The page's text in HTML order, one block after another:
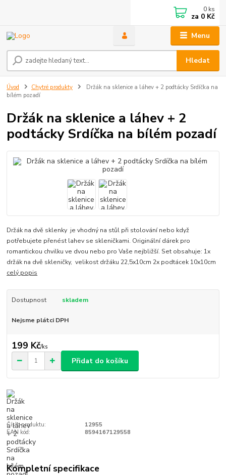
Menu
Hledat
0 ks
za 0 Kč
Úvod Chytré produkty
Držák na sklenice a láhev + 2 podtácky Srdíčka na
bílém pozadí
Držák na sklenice a láhev + 2
podtácky Srdíčka na bílém pozadí
Držák na dvě sklenky je vhodný na stůl při stolování nebo když
potřebujete přenést lahev se skleničkami. Originální dárek pro
romantickou chvilku ve dvou nebo pro Vaše nejbližší. Set obsahuje: 1x
držák na dvě skleničky, velikost držáku 22,5x10cm 2x podtácek 10x10cm
celý popis
Dostupnost skladem
Nejsme plátci DPH
199 Kč/ks
Přidat do košíku
Číslo produktu:
12955
EAN kód:
8594167129558
Kompletní specifikace